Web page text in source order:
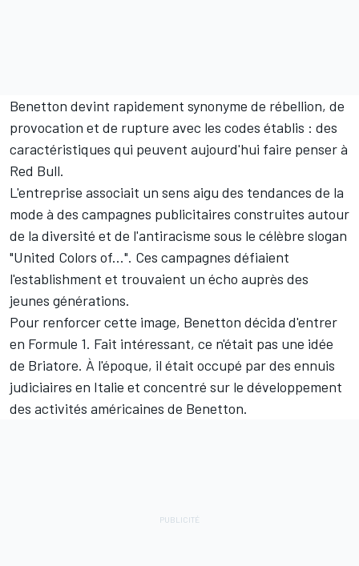
Benetton devint rapidement synonyme de rébellion, de
provocation et de rupture avec les codes établis : des
caractéristiques qui peuvent aujourd'hui faire penser à
Red Bull.
L'entreprise associait un sens aigu des tendances de la
mode à des campagnes publicitaires construites autour
de la diversité et de l'antiracisme sous le célèbre slogan
"United Colors of...". Ces campagnes défiaient
l'establishment et trouvaient un écho auprès des
jeunes générations.
Pour renforcer cette image, Benetton décida d'entrer
en Formule 1. Fait intéressant, ce n'était pas une idée
de Briatore. À l'époque, il était occupé par des ennuis
judiciaires en Italie et concentré sur le développement
des activités américaines de Benetton.